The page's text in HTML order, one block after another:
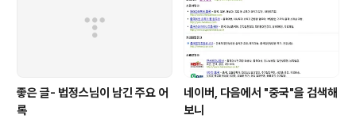
좋은 글- 법정스님이 남긴 주요 어
록
네이버, 다음에서 "중국"을 검색해
보니